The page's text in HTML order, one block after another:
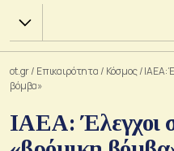
Χ.Α.
ot.gr/ Επικαιρότητα / Κόσμος/IAEA:
βόμβα»
IAEA: Έλεγχοι